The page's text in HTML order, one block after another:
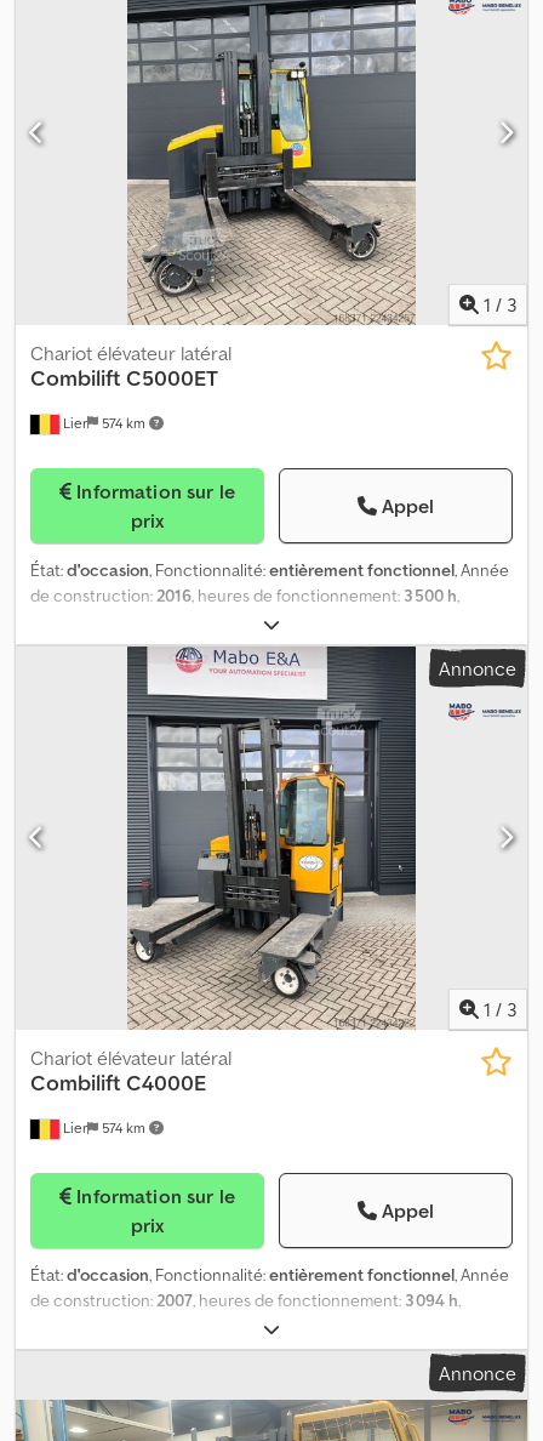
cabine fermée et d'un système de chauffage. Dkedpfozpyttsx
1 / 3
Lier 574 km
Chariot élévateur latéral
Combilift C5000ET
prix
Appel
État:d'occasion, Fonctionnalité:entièrement fonctionnel, Année
de construction:2016, heures de fonctionnement: 3 500 h,
, hauteur de levage:
libre:1 692 mm, type de carburant:électrique, type de mât:triplex,
jaune, Le Combilift C5000ET est un chariot à mât latéral
de 2016, ayant effectué 3500 heures de fonctionnement. Il est
équipé d'une cabine fermée. Dkedpszpyrvofx Ahyjr
Annonce
1 / 3
Lier 574 km
Chariot élévateur latéral
Combilift C4000E
prix
Appel
État:d'occasion, Fonctionnalité:entièrement fonctionnel, Année
de construction:2007, heures de fonctionnement: 3 094 h,
, hauteur de levage:
libre:2 390 mm, type de carburant:électrique, type de mât:
, Le Combilift C4000E est un chariot
élévateur latéral de 2007, ayant effectué 3094 heures de
fonctionnement. Il est équipé d'un joystick et sa batterie a été
Annonce